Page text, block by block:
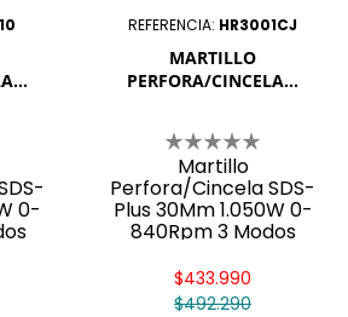
0-
REFERENCIA: HR3001CJ
MARTILLO
PERFORA/CINCELA...
Martillo
Perfora/Cincela SDS-
Plus 30Mm 1.050W 0-
840Rpm 3 Modos
$492.290
$433.990